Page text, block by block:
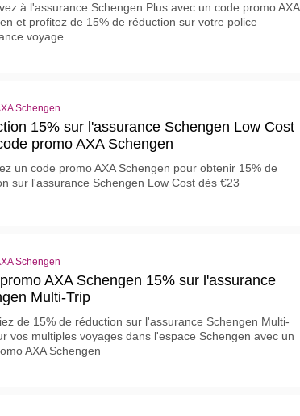
à l'assurance Schengen Plus avec un code promo AXA
et profitez de 15% de réduction sur votre police
voyage
Schengen
15% sur l'assurance Schengen Low Cost
promo AXA Schengen
un code promo AXA Schengen pour obtenir 15% de
sur l'assurance Schengen Low Cost dès €23
Schengen
AXA Schengen 15% sur l'assurance
Multi-Trip
de 15% de réduction sur l'assurance Schengen Multi-
vos multiples voyages dans l'espace Schengen avec un
AXA Schengen